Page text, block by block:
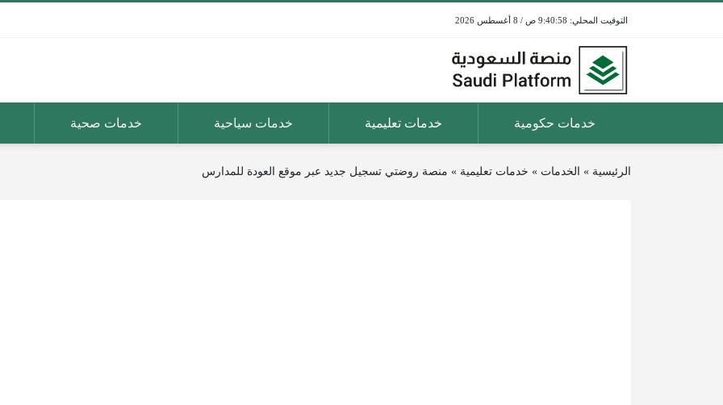
9:40:58 ص / 8 أغسطس 2026
خدمات حكومية خدمات تعليمية خدمات سياحية خدمات صحية
الرئيسية » الخدمات » خدمات تعليمية » منصة روضتي تسجيل جديد عبر موقع العودة للمدارس